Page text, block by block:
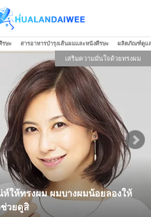
รษะ สารอาหารบำรุงเส้นผมและหนังศีรษะ ผลิตภัณฑ์ดูแล
เสริมความมั่นใจด้วยทรงผม
ห์ให้ทรงผม ผมบางผมน้อยลองให้
วยดูสิ